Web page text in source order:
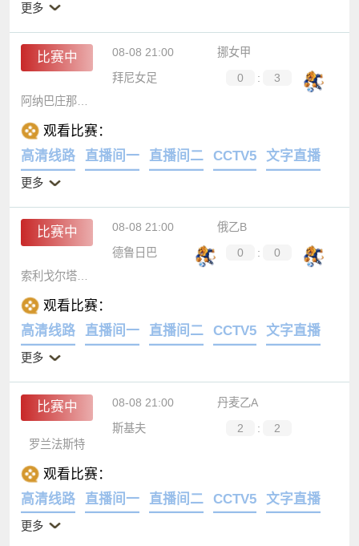
更多
比赛中 08-08 21:00
挪女甲
拜尼女足
0 :
3
观看比赛：
高清线路
直播间一 直播间二 CCTV5 文字直播
更多
比赛中 08-08 21:00
俄乙B
德鲁日巴
0 :
0
索利戈尔塔甘罗格
观看比赛：
高清线路
直播间一 直播间二 CCTV5 文字直播
更多
比赛中 08-08 21:00
丹麦乙A
斯基夫
2 :
2
罗兰法斯特
观看比赛：
高清线路
直播间一 直播间二 CCTV5 文字直播
更多